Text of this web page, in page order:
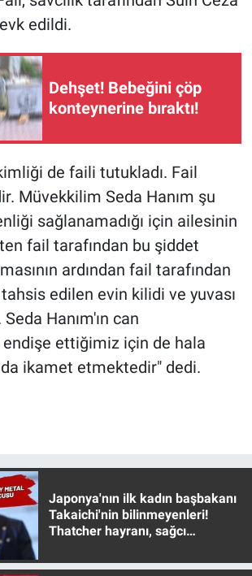
edildi.
Dehşet! Bebeğini çöp
konteynerine bıraktı!
de faili tutukladı. Fail
Müvekkilim Seda Hanım şu
sağlanamadığı için ailesinin
fail tarafından bu şiddet
ardından fail tarafından
edilen evin kilidi ve yuvası
Hanım'ın can
ettiğimiz için de hala
ikamet etmektedir" dedi.
Japonya'nın ilk kadın başbakanı
Takaichi'nin bilinmeyenleri!
Thatcher hayranı, sağcı